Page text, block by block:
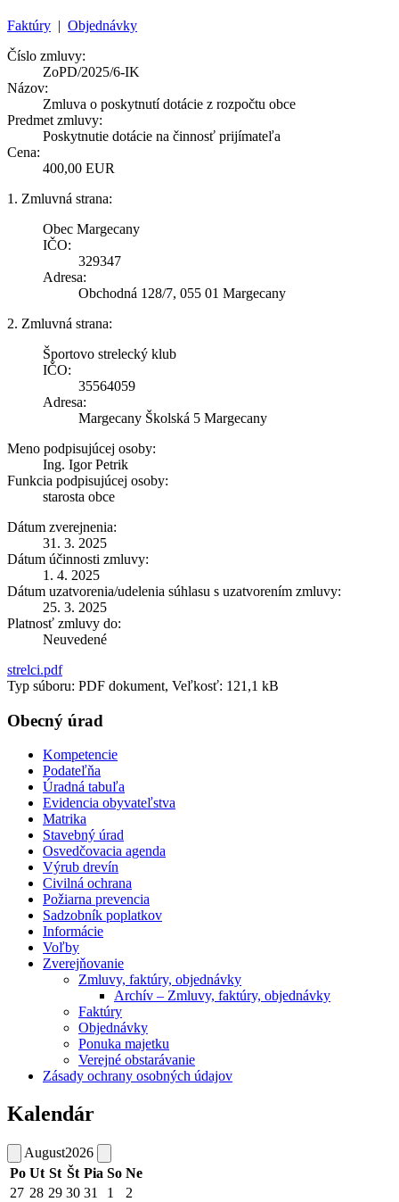
Faktúry | Objednávky
Číslo zmluvy:
ZoPD/2025/6-IK
Názov:
Zmluva o poskytnutí dotácie z rozpočtu obce
Predmet zmluvy:
Poskytnutie dotácie na činnosť prijímateľa
Cena:
400,00 EUR
1. Zmluvná strana:
Obec Margecany
IČO:
329347
Adresa:
Obchodná 128/7, 055 01 Margecany
2. Zmluvná strana:
Športovo strelecký klub
IČO:
35564059
Adresa:
Margecany Školská 5 Margecany
Meno podpisujúcej osoby:
Ing. Igor Petrik
Funkcia podpisujúcej osoby:
starosta obce
Dátum zverejnenia:
31. 3. 2025
Dátum účinnosti zmluvy:
1. 4. 2025
Dátum uzatvorenia/udelenia súhlasu s uzatvorením zmluvy:
25. 3. 2025
Platnosť zmluvy do:
Neuvedené
strelci.pdf
Typ súboru: PDF dokument, Veľkosť: 121,1 kB
Obecný úrad
Kompetencie
Podateľňa
Úradná tabuľa
Evidencia obyvateľstva
Matrika
Stavebný úrad
Osvedčovacia agenda
Výrub drevín
Civilná ochrana
Požiarna prevencia
Sadzobník poplatkov
Informácie
Voľby
Zverejňovanie
Zmluvy, faktúry, objednávky
Archív – Zmluvy, faktúry, objednávky
Faktúry
Objednávky
Ponuka majetku
Verejné obstarávanie
Zásady ochrany osobných údajov
Kalendár
August2026
Po Ut St Št Pia So Ne
27 28 29 30 31 1
2